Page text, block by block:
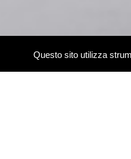
Questo sito utilizza